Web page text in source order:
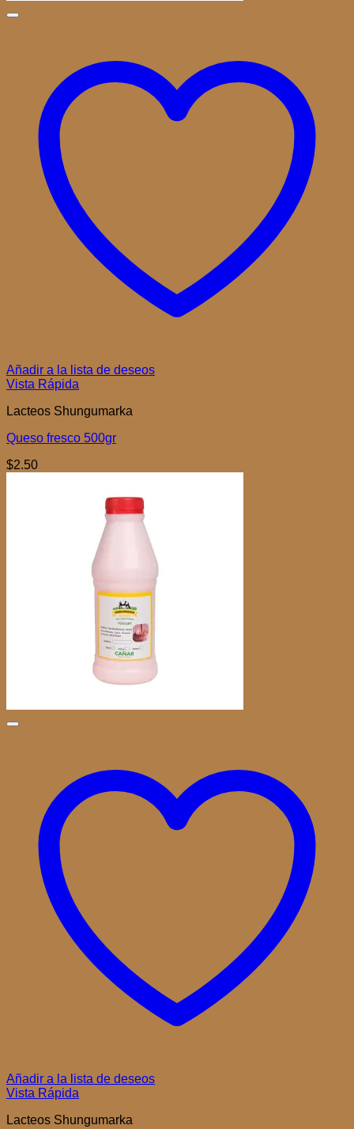
Añadir a la lista de deseos
Vista Rápida
Lacteos Shungumarka
Queso fresco 500gr
$2.50
Añadir a la lista de deseos
Vista Rápida
Lacteos Shungumarka